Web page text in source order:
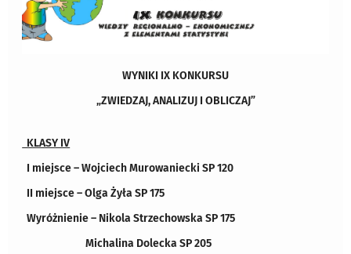
WYNIKI IX KONKURSU
„ZWIEDZAJ, ANALIZUJ I OBLICZAJ”
KLASY IV
I miejsce – Wojciech Murowaniecki SP 120
II miejsce – Olga Żyła SP 175
Wyróżnienie – Nikola Strzechowska SP 175
Michalina Dolecka SP 205